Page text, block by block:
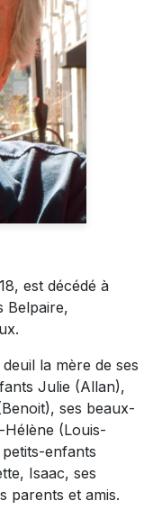
est décédé à
Belpaire,
la mère de ses
Julie (Allan),
ses beaux-
(Louis-
enfants
Isaac, ses
parents et amis.